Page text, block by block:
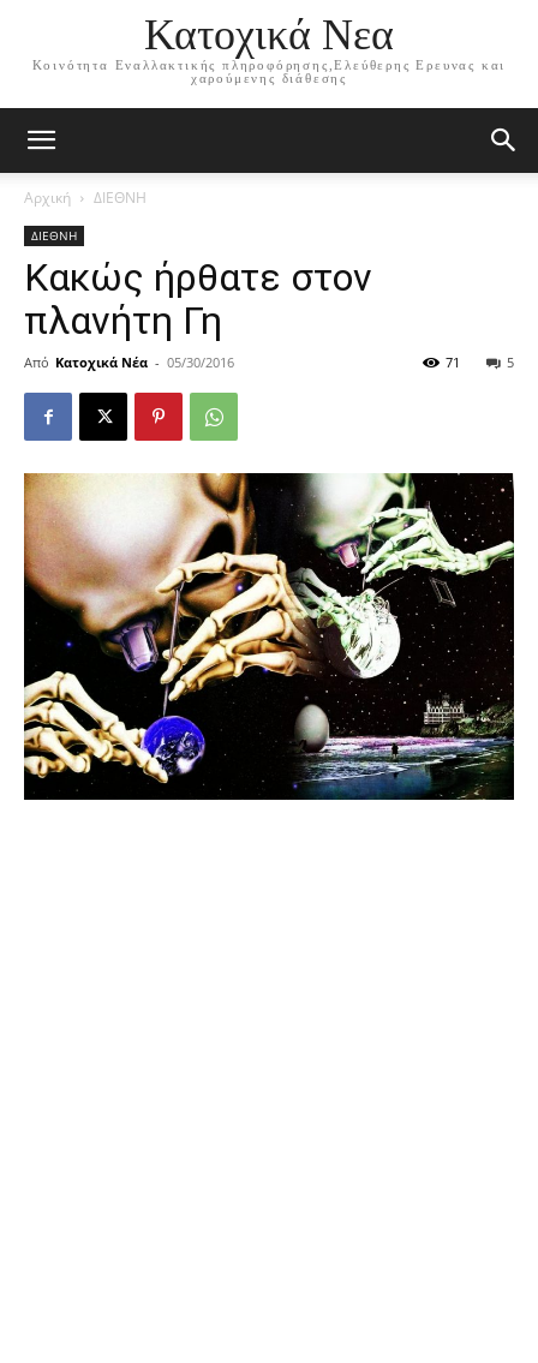
Κατοχικά Νεα
Κοινότητα Εναλλακτικής πληροφόρησης,Ελεύθερης Ερευνας και
χαρούμενης διάθεσης
Αρχική ΔΙΕΘΝΗ
ΔΙΕΘΝΗ
Κακώς ήρθατε στον
πλανήτη Γη
Από Κατοχικά Νέα - 05/30/2016 5
71